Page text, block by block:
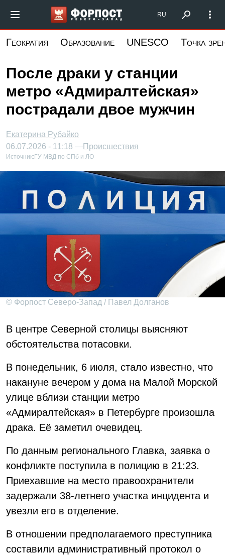
основному
Форпост Северо-Запад
RU
Геократия Образование UNESCO Точка
После драки у станции
метро «Адмиралтейская»
пострадали двое мужчин
Екатерина Рубайко
06.07.2026 - 11:18 —Происшествия
Источник: ГУ МВД по СПб и ЛО
© Форпост Северо-Запад / Павел Долганов
В центре Северной столицы выясняют
обстоятельства потасовки.
В понедельник, 6 июля, стало известно, что
накануне вечером у дома на Малой Морской
улице вблизи станции метро
«Адмиралтейская» в Петербурге произошла
драка. Её заметил очевидец.
По данным регионального Главка, заявка о
конфликте поступила в полицию в 21:23.
Приехавшие на место правоохранители
задержали 38-летнего участка инцидента и
увезли его в отделение.
В отношении предполагаемого преступника
составили административный протокол о